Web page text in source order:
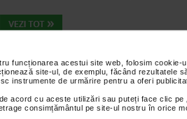
funcționarea acestui site web, folosim
site-ul, de exemplu, făcând rezultatele
instrumente de urmărire pentru a oferi
acord cu aceste utilizări sau puteți face clic
consimțământul pe site-ul nostru în orice
tratament si dieta
Boli ale sistemului digestiv
Timp de citire: 6 minute, 3 secunde
Disconfortul abdominal este una dintre cele mai